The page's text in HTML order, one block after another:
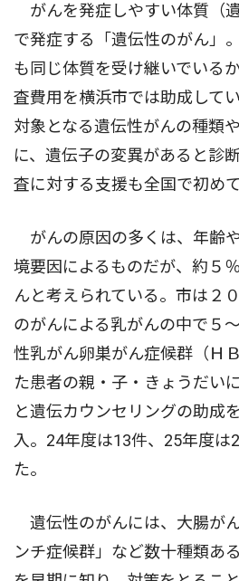
がんを発症しやすい体質（
で発症する「遺伝性のがん」
も同じ体質を受け継いでいる
査費用を横浜市では助成して
対象となる遺伝性がんの種類
に、遺伝子の変異があると診
査に対する支援も全国で初め
がんの原因の多くは、年齢
境要因によるものだが、約５
んと考えられている。市は２
のがんによる乳がんの中で５
性乳がん卵巣がん症候群（Ｈ
た患者の親・子・きょうだい
と遺伝カウンセリングの助成
入。24年度は13件、25年度は
た。
遺伝性のがんには、大腸が
ンチ症候群」など数十種類あ